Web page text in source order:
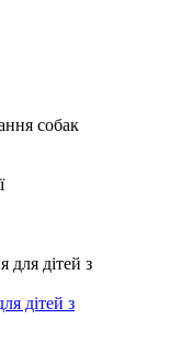
собак
дітей з